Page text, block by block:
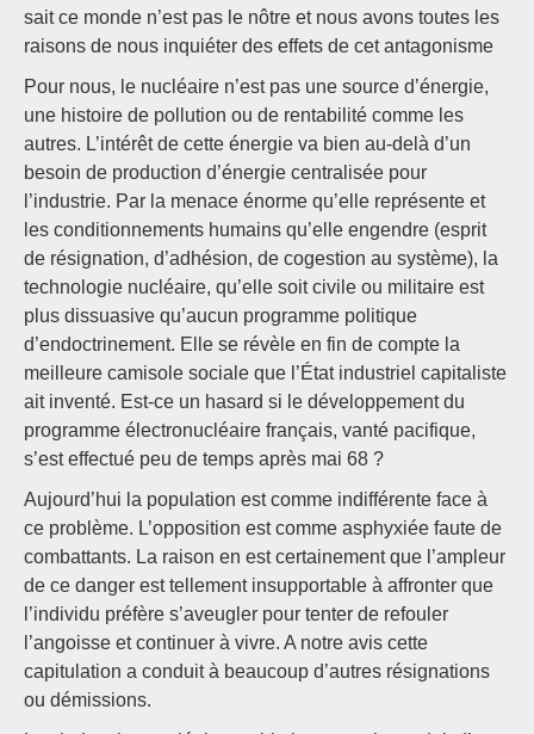
sait ce monde n’est pas le nôtre et nous avons toutes les
raisons de nous inquiéter des effets de cet antagonisme
Pour nous, le nucléaire n’est pas une source d’énergie,
une histoire de pollution ou de rentabilité comme les
autres. L’intérêt de cette énergie va bien au-delà d’un
besoin de production d’énergie centralisée pour
l’industrie. Par la menace énorme qu’elle représente et
les conditionnements humains qu’elle engendre (esprit
de résignation, d’adhésion, de cogestion au système), la
technologie nucléaire, qu’elle soit civile ou militaire est
plus dissuasive qu’aucun programme politique
d’endoctrinement. Elle se révèle en fin de compte la
meilleure camisole sociale que l’État industriel capitaliste
ait inventé. Est-ce un hasard si le développement du
programme électronucléaire français, vanté pacifique,
s’est effectué peu de temps après mai 68 ?
Aujourd’hui la population est comme indifférente face à
ce problème. L’opposition est comme asphyxiée faute de
combattants. La raison en est certainement que l’ampleur
de ce danger est tellement insupportable à affronter que
l’individu préfère s’aveugler pour tenter de refouler
l’angoisse et continuer à vivre. A notre avis cette
capitulation a conduit à beaucoup d’autres résignations
ou démissions.